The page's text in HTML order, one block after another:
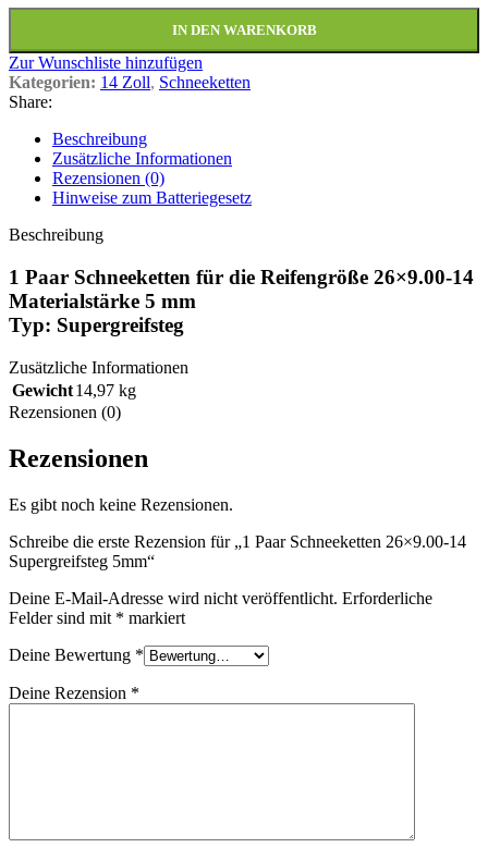
IN DEN WARENKORB
Zur Wunschliste hinzufügen
Kategorien: 14 Zoll, Schneeketten
Share:
Beschreibung
Zusätzliche Informationen
Rezensionen (0)
Hinweise zum Batteriegesetz
Beschreibung
1 Paar Schneeketten für die Reifengröße 26×9.00-14
Materialstärke 5 mm
Typ: Supergreifsteg
Zusätzliche Informationen
Gewicht14,97 kg
Rezensionen (0)
Rezensionen
Es gibt noch keine Rezensionen.
Schreibe die erste Rezension für „1 Paar Schneeketten 26×9.00-14
Supergreifsteg 5mm“
Deine E-Mail-Adresse wird nicht veröffentlicht. Erforderliche
Felder sind mit * markiert
Deine Bewertung *
Deine Rezension *